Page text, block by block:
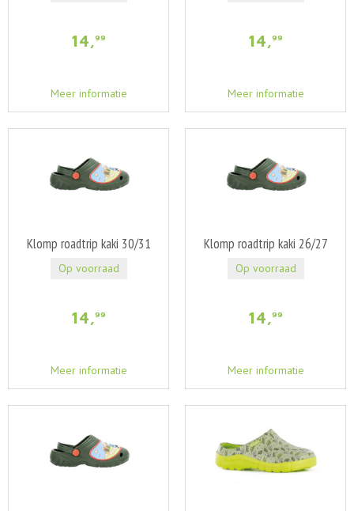
14,99
Meer informatie
14,99
Meer informatie
Klomp roadtrip kaki 30/31
14,99
Meer informatie
Op voorraad
Klomp roadtrip kaki 26/27
14,99
Meer informatie
Op voorraad